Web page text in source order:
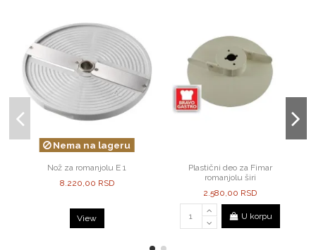
Nema na lageru
Nož za romanjolu E 1
8.220,00 RSD
View
Plastični deo za Fimar
romanjolu širi
2.580,00 RSD
U korpu